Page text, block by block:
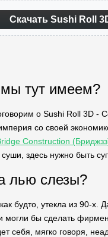
Скачать Sushi Roll
тут имеем?
о Sushi Roll 3D -
со своей
Construction
суши, здесь нужно быть
лью слезы?
будто, утекла из 90-х.
могли бы сделать
себя, мягко говоря,